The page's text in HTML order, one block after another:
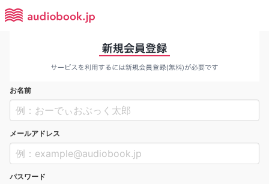
お名前
メールアドレス
パスワード